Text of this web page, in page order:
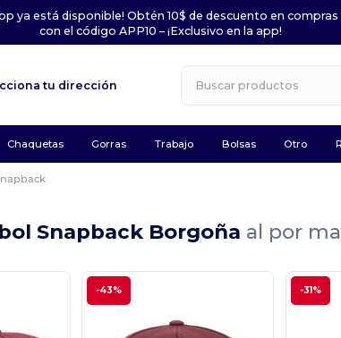
ya está disponible! Obtén 10$ de descuento en compras
con el código APP10 – ¡Exclusivo en la app!
tu dirección
Chaquetas Gorras Trabajo Bolsas Otro
Snapback Borgoña al por
-43% -31%